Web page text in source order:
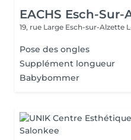
EACHS Esch-Sur-
19, rue Large Esch-sur-Alzette
Pose des ongles
Supplément longueur
Babybommer